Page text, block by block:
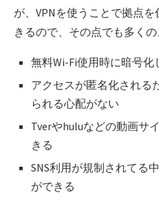
が、VPNを使うことで拠点
きるので、その点でも多くの
無料Wi-Fi使用時に暗号化
アクセスが匿名化される
られる心配がない
Tverやhuluなどの動画サ
きる
SNS利用が規制されてる
ができる